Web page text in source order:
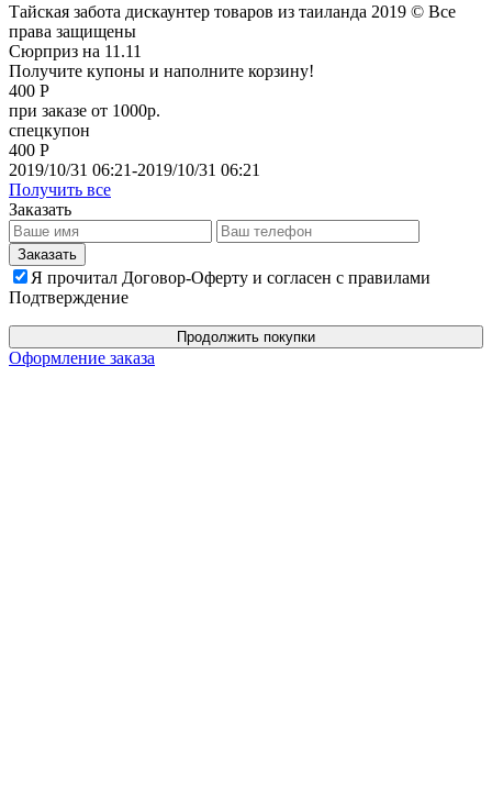
Тайская забота дискаунтер товаров из таиланда 2019 © Все
права защищены
Сюрприз на 11.11
Получите купоны и наполните корзину!
400 Р
при заказе от 1000р.
спецкупон
400 Р
2019/10/31 06:21-2019/10/31 06:21
Получить все
Заказать
Я прочитал Договор-Оферту и согласен с правилами
Подтверждение
Продолжить покупки
Оформление заказа